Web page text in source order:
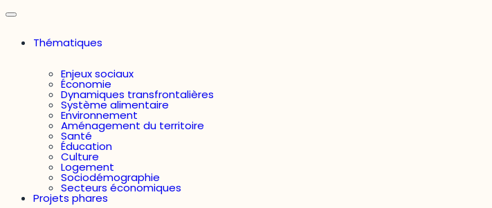
Thématiques
Enjeux sociaux
Économie
Dynamiques transfrontalières
Système alimentaire
Environnement
Aménagement du territoire
Santé
Éducation
Culture
Logement
Sociodémographie
Secteurs économiques
Projets phares